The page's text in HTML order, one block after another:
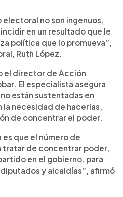
electoral no son ingenuos,
en un resultado que le
política que lo promueva”,
Ruth López.
el director de Acción
El especialista asegura
están sustentadas en
necesidad de hacerlas,
de concentrar el poder.
es que el número de
tratar de concentrar poder,
en el gobierno, para
y alcaldías”, afirmó